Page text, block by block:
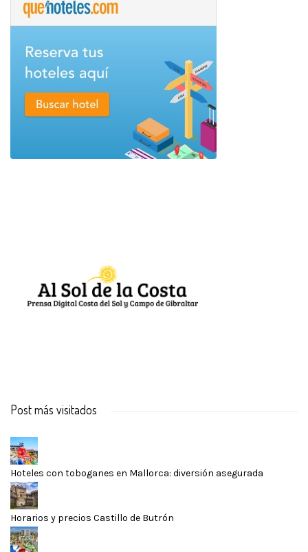
Post más visitados
Hoteles con toboganes en Mallorca: diversión asegurada
Horarios y precios Castillo de Butrón